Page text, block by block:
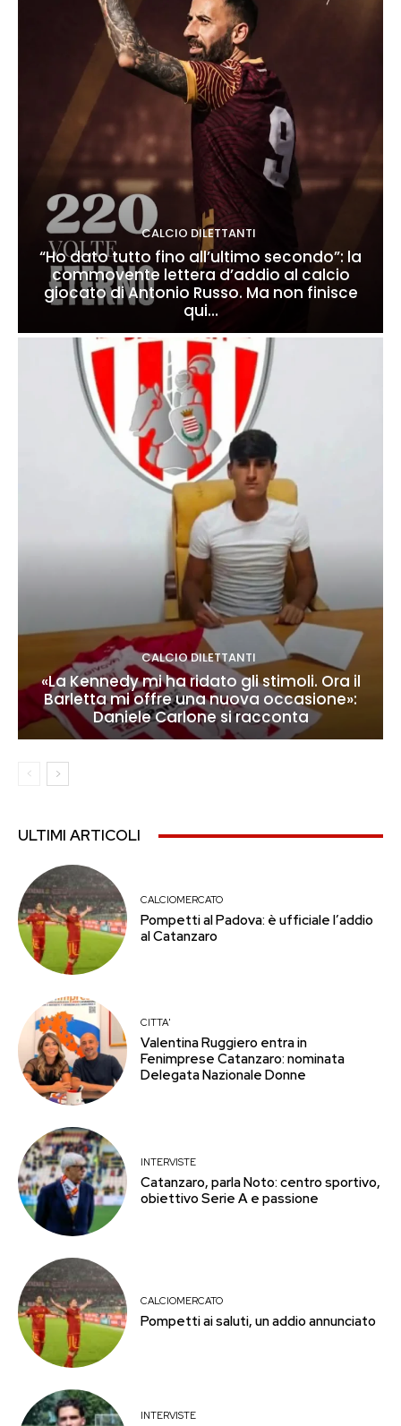
CALCIO DILETTANTI
“Ho dato tutto fino all’ultimo secondo”: la
commovente lettera d’addio al calcio
giocato di Antonio Russo. Ma non finisce
qui…
CALCIO DILETTANTI
«La Kennedy mi ha ridato gli stimoli. Ora il
Barletta mi offre una nuova occasione»:
Daniele Carlone si racconta
ULTIMI ARTICOLI
CALCIOMERCATO
Pompetti al Padova: è ufficiale l’addio
al Catanzaro
CITTA'
Valentina Ruggiero entra in
Fenimprese Catanzaro: nominata
Delegata Nazionale Donne
INTERVISTE
Catanzaro, parla Noto: centro sportivo,
obiettivo Serie A e passione
CALCIOMERCATO
Pompetti ai saluti, un addio annunciato
INTERVISTE